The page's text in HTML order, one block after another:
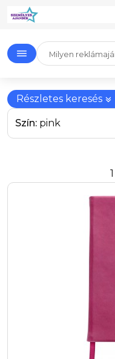
Részletes keresés
Szín: pink